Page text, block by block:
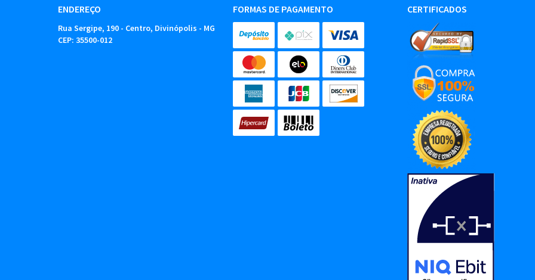
ENDEREÇO
Rua Sergipe, 190 - Centro, Divinópolis - MG
CEP: 35500-012
FORMAS DE PAGAMENTO CERTIFICADOS